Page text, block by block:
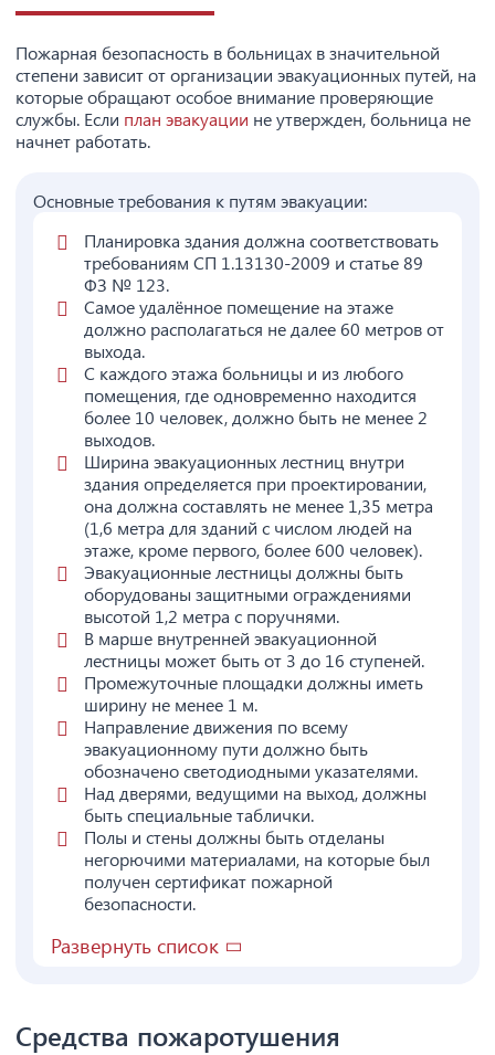
Пожарная безопасность в больницах в значительной
степени зависит от организации эвакуационных путей, на
которые обращают особое внимание проверяющие
службы. Если план эвакуации не утвержден, больница не
начнет работать.
Основные требования к путям эвакуации:
Планировка здания должна соответствовать
требованиям СП 1.13130-2009 и статье 89
ФЗ № 123.
Самое удалённое помещение на этаже
должно располагаться не далее 60 метров от
выхода.
С каждого этажа больницы и из любого
помещения, где одновременно находится
более 10 человек, должно быть не менее 2
выходов.
Ширина эвакуационных лестниц внутри
здания определяется при проектировании,
она должна составлять не менее 1,35 метра
(1,6 метра для зданий с числом людей на
этаже, кроме первого, более 600 человек).
Эвакуационные лестницы должны быть
оборудованы защитными ограждениями
высотой 1,2 метра с поручнями.
В марше внутренней эвакуационной
лестницы может быть от 3 до 16 ступеней.
Промежуточные площадки должны иметь
ширину не менее 1 м.
Направление движения по всему
эвакуационному пути должно быть
обозначено светодиодными указателями.
Над дверями, ведущими на выход, должны
быть специальные таблички.
Полы и стены должны быть отделаны
негорючими материалами, на которые был
получен сертификат пожарной
безопасности.
Развернуть список
Средства пожаротушения